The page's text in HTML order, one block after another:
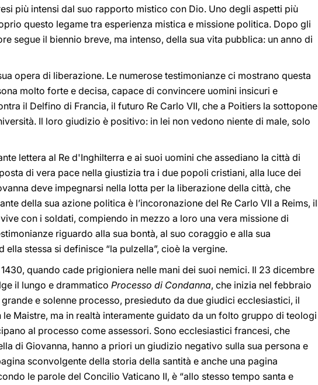
più intensi dal suo rapporto mistico con Dio. Uno degli aspetti più
questo legame tra esperienza mistica e missione politica. Dopo gli
segue il biennio breve, ma intenso, della sua vita pubblica: un anno di
opera di liberazione. Le numerose testimonianze ci mostrano questa
molto forte e decisa, capace di convincere uomini insicuri e
il Delfino di Francia, il futuro Re Carlo VII, che a Poitiers la sottopone
Il loro giudizio è positivo: in lei non vedono niente di male, solo
lettera al Re d'Inghilterra e ai suoi uomini che assediano la città di
di vera pace nella giustizia tra i due popoli cristiani, alla luce dei
deve impegnarsi nella lotta per la liberazione della città, che
della sua azione politica è l’incoronazione del Re Carlo VII a Reims, il
con i soldati, compiendo in mezzo a loro una vera missione di
riguardo alla sua bontà, al suo coraggio e alla sua
stessa si definisce “la pulzella”, cioè la vergine.
quando cade prigioniera nelle mani dei suoi nemici. Il 23 dicembre
il lungo e drammatico Processo di Condanna, che inizia nel febbraio
e solenne processo, presieduto da due giudici ecclesiastici, il
Maistre, ma in realtà interamente guidato da un folto gruppo di teologi
al processo come assessori. Sono ecclesiastici francesi, che
di Giovanna, hanno a priori un giudizio negativo sulla sua persona e
sconvolgente della storia della santità e anche una pagina
le parole del Concilio Vaticano II, è “allo stesso tempo santa e